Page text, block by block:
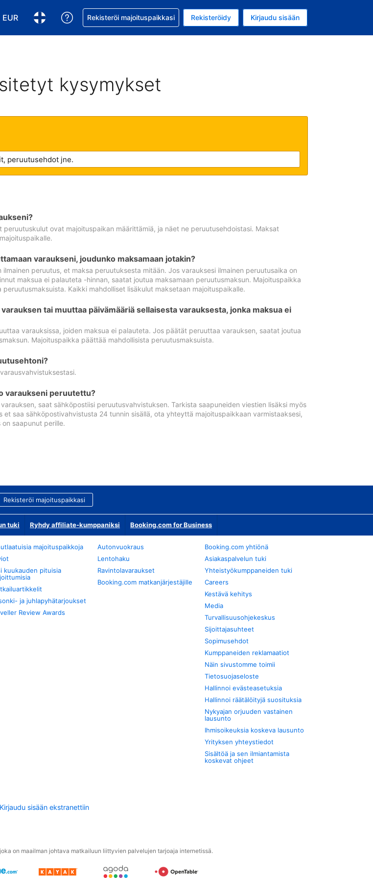
EUR
Valitse valuutta. Tämänhetkinen valuutta on EUR
Valitse kieli. Tämänhetkinen kieli on Suomi
Pyydä apua varauksesi kanssa
Rekisteröi majoituspaikkasi Rekisteröidy Kirjaudu sisään
kysymykset
peruutuskulut ovat majoituspaikan määrittämiä, ja näet ne peruutusehdoistasi. Maksat
varaukseni, joudunko maksamaan jotakin?
ilmainen peruutus, et maksa peruutuksesta mitään. Jos varauksesi ilmainen peruutusaika on
maksua ei palauteta -hinnan, saatat joutua maksamaan peruutusmaksun. Majoituspaikka
peruutusmaksuista. Kaikki mahdolliset lisäkulut maksetaan majoituspaikalle.
tai muuttaa päivämääriä sellaisesta varauksesta, jonka maksua ei
varauksissa, joiden maksua ei palauteta. Jos päätät peruuttaa varauksen, saatat joutua
Majoituspaikka päättää mahdollisista peruutusmaksuista.
varaukseni peruutettu?
saat sähköpostiisi peruutusvahvistuksen. Tarkista saapuneiden viestien lisäksi myös
et saa sähköpostivahvistusta 24 tunnin sisällä, ota yhteyttä majoituspaikkaan varmistaaksesi,
saapunut perille.
Rekisteröi majoituspaikkasi
tuki Ryhdy affiliate-kumppaniksi Booking.com for Business
majoituspaikkoja
kuukauden pituisia
ja juhlapyhätarjoukset
Review Awards
Autonvuokraus
Lentohaku
Ravintolavaraukset
Booking.com matkanjärjestäjille
Booking.com yhtiönä
Asiakaspalvelun tuki
Yhteistyökumppaneiden tuki
Careers
Kestävä kehitys
Media
Turvallisuusohjekeskus
Sijoittajasuhteet
Sopimusehdot
Kumppaneiden reklamaatiot
Näin sivustomme toimii
Tietosuojaseloste
Hallinnoi evästeasetuksia
Hallinnoi räätälöityjä suosituksia
Nykyajan orjuuden vastainen
lausunto
Ihmisoikeuksia koskeva lausunto
Yrityksen yhteystiedot
Sisältöä ja sen ilmiantamista
koskevat ohjeet
Kirjaudu sisään ekstranettiin
on maailman johtava matkailuun liittyvien palvelujen tarjoaja internetissä.